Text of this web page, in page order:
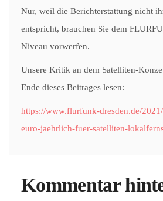
Nur, weil die Berichterstattung nicht
entspricht, brauchen Sie dem
Niveau vorwerfen.
Unsere Kritik an dem Satelliten-
Ende dieses Beitrages lesen:
https://www.flurfunk-dresden.de/
euro-jaehrlich-fuer-satelliten-
Kommentar